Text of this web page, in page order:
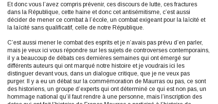
Et donc vous l’avez compris prévenir, ces discours de lutte, ces fractures
dans la République, cette haine et donc cet antisémitisme, c’est aussi
décider de mener ce combat à l’école, un combat exigeant pour la laïcité et
la laïcité sans qualificatif, celle de notre République.
C’est aussi mener le combat des esprits et je n’avais pas prévu d’en parler,
mais je veux ici vous répondre sur les sujets de controverses contemporains,
il y a beaucoup de débats ces dernières semaines qui ont émergé sur
différents auteurs qui ont marqué notre histoire et je voudrais ici les
distinguer devant vous, dans un dialogue critique, que je ne veux pas
purger. Il y a eu un débat sur la commémoration de Maurras ou pas, ce sont
des historiens, un groupe d’experts qui ont déterminé ce qui est non pas, un
hommage national qu’il faut rendre à une personne, mais l’inscription des